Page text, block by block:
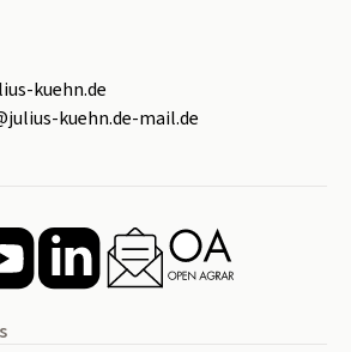
kuehn.de
kuehn.de-mail.de